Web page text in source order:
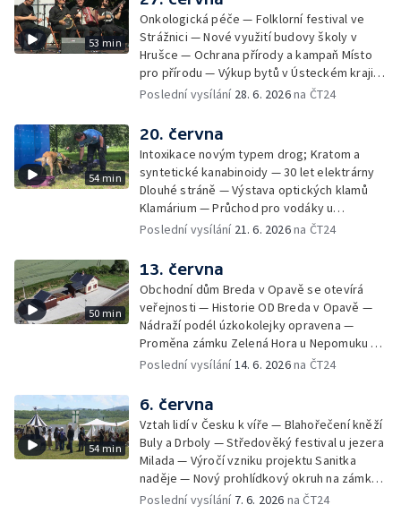
53 min
Onkologická péče — Folklorní festival ve
Strážnici — Nové využití budovy školy v
Hrušce — Ochrana přírody a kampaň Místo
pro přírodu — Výkup bytů v Ústeckém kraji —
Bezpečnost u vody — Historická sbírka
teplárny
Poslední vysílání 28. 6. 2026na ČT24
54 min
20. června
Intoxikace novým typem drog; Kratom a
syntetické kanabinoidy — 30 let elektrárny
Dlouhé stráně — Výstava optických klamů
Klamárium — Průchod pro vodáky u
krumlovského Plešivce — Mladí lidé riskují na
ovce — 60 let Ostře sledovaných vlaků —
Unikátní minikino v centru Prahy —
Charitativní akce na královéhradeckém
letišti — Vzpomínka na boj českých
parašutistů — Vzácný zápisník odbojáře v
muzejní sbírce — Sochařský festival Umění
ve městě
Poslední vysílání 21. 6. 2026na ČT24
50 min
13. června
Obchodní dům Breda v Opavě se otevírá
veřejnosti — Historie OD Breda v Opavě —
Nádraží podél úzkokolejky opravena —
Proměna zámku Zelená Hora u Nepomuku —
120 let modrotisku ve Strážnici — Vrcholí
dobrou sezonu — Kvalita vody v českých
koupalištích — Soutěž hasičů v záchranářství
na Slezské Hartě — Expedice Monoxylon
vyrazila do Řecka — Ocenění pro
radiokomunikační středisko — Závěrečné
zkoušky uměleckých kovářů — Budoucnost
kovářského řemesla — Odstřel části
Poslední vysílání 14. 6. 2026na ČT24
54 min
6. června
Vztah lidí v Česku k víře — Blahořečení kněží
Buly a Drboly — Středověký festival u jezera
Milada — Výročí vzniku projektu Sanitka
naděje — Nový prohlídkový okruh na zámku
v Litomyšli — Začátek turistické sezony —
Poslední vysílání 7. 6. 2026 na ČT24